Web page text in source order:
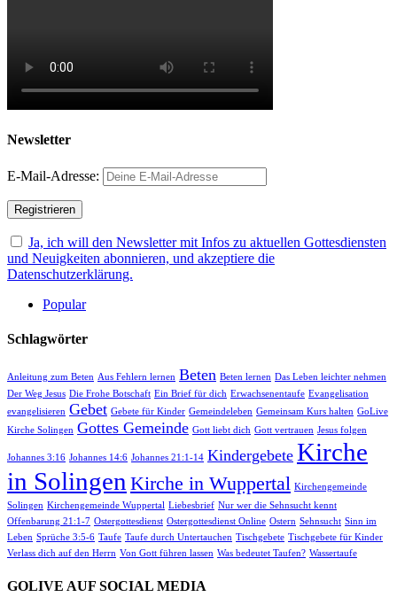
Newsletter
E-Mail-Adresse:
Ja, ich will den Newsletter mit Infos zu aktuellen Gottesdiensten
und Neuigkeiten abonnieren, und akzeptiere die
Datenschutzerklärung.
Popular
Schlagwörter
Anleitung zum Beten Aus Fehlern lernen Beten Beten lernen Das Leben leichter nehmen
Der Weg Jesus Die Frohe Botschaft Ein Brief für dich Erwachsenentaufe Evangelisation
evangelisieren Gebet Gebete für Kinder Gemeindeleben Gemeinsam Kurs halten GoLive
Kirche Solingen Gottes Gemeinde Gott liebt dich Gott vertrauen Jesus folgen
Johannes 3:16 Johannes 14:6 Johannes 21:1-14 Kindergebete Kirche
in Solingen Kirche in Wuppertal Kirchengemeinde
Solingen Kirchengemeinde Wuppertal Liebesbrief Nur wer die Sehnsucht kennt
Offenbarung 21:1-7 Ostergottesdienst Ostergottesdienst Online Ostern Sehnsucht Sinn im
Leben Sprüche 3:5-6 Taufe Taufe durch Untertauchen Tischgebete Tischgebete für Kinder
Verlass dich auf den Herrn Von Gott führen lassen Was bedeutet Taufen? Wassertaufe
GOLIVE AUF SOCIAL MEDIA